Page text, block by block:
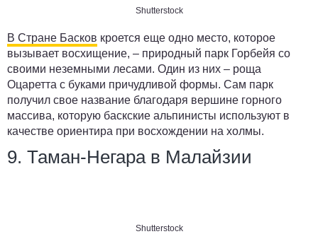
Shutterstock
В Стране Басков кроется еще одно место, которое
вызывает восхищение, – природный парк Горбейя со
своими неземными лесами. Один из них – роща
Оцаретта с буками причудливой формы. Сам парк
получил свое название благодаря вершине горного
массива, которую баскские альпинисты используют в
качестве ориентира при восхождении на холмы.
9. Таман-Негара в Малайзии
Shutterstock